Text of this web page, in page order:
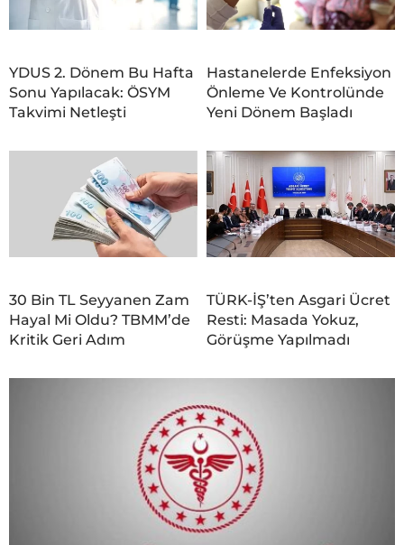
YDUS 2. Dönem Bu Hafta
Sonu Yapılacak: ÖSYM
Takvimi Netleşti
Hastanelerde Enfeksiyon
Önleme Ve Kontrolünde
Yeni Dönem Başladı
30 Bin TL Seyyanen Zam
Hayal Mi Oldu? TBMM’de
Kritik Geri Adım
TÜRK-İŞ’ten Asgari Ücret
Resti: Masada Yokuz,
Görüşme Yapılmadı